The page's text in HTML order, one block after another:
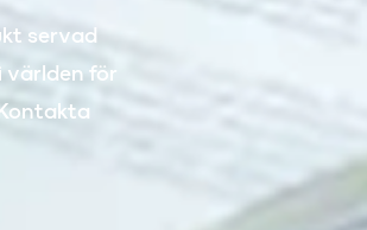
servad
världen för